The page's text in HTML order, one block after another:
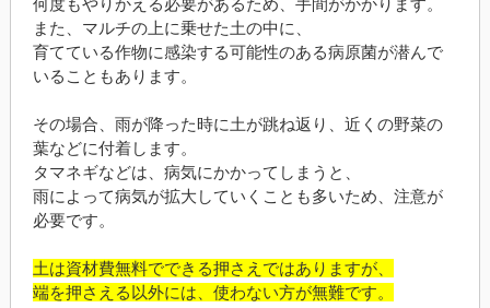
また、マルチの上に乗せた土の中に、
育てている作物に感染する可能性のある病原菌が潜んで
いることもあります。
その場合、雨が降った時に土が跳ね返り、近くの野菜の
葉などに付着します。
タマネギなどは、病気にかかってしまうと、
雨によって病気が拡大していくことも多いため、注意が
必要です。
土は資材費無料でできる押さえではありますが、
端を押さえる以外には、使わない方が無難です。